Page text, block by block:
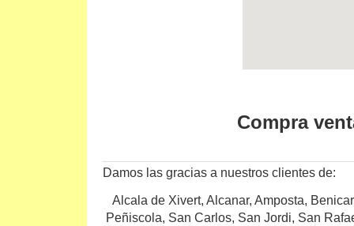
Compra
Damos las gracias a nuestros clientes de:
Alcala de Xivert, Alcanar, Amposta,
Peñiscola, San Carlos, San Jordi, San